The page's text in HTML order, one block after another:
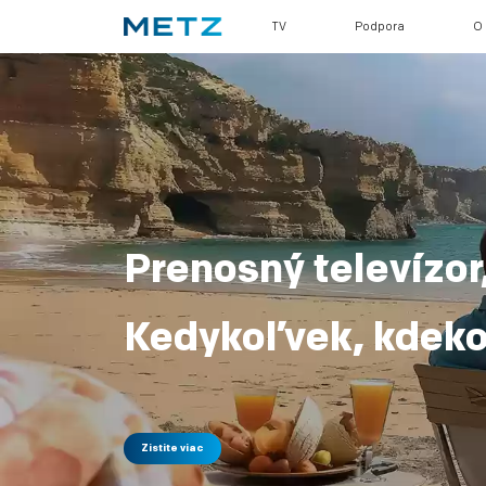
TV Podpora O
Prenosný
Kedykoľvek,
Zistite viac